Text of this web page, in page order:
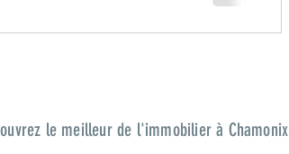
le meilleur de l'immobilier à Chamonix